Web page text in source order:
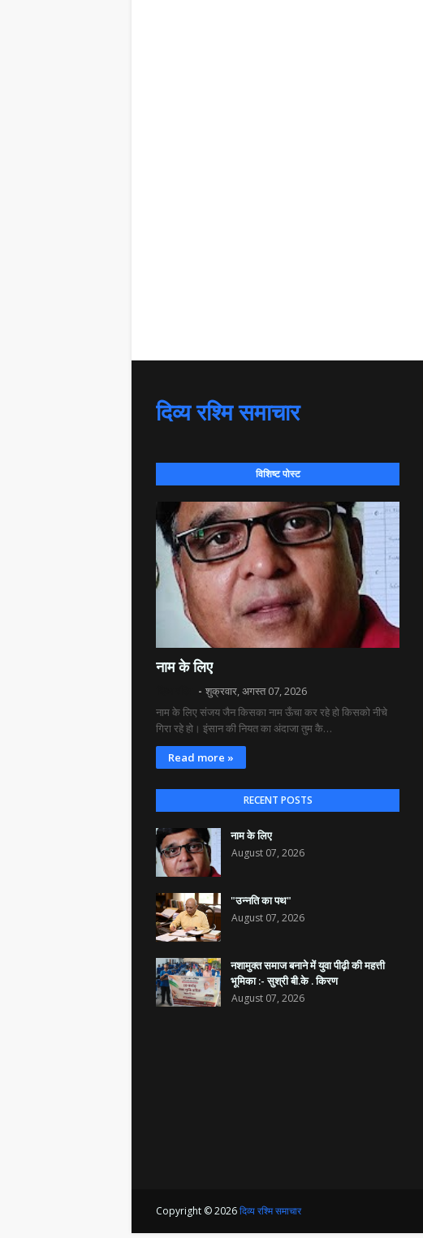
दिव्य रश्मि समाचार
विशिष्ट पोस्ट
नाम के लिए
शुक्रवार, अगस्त 07, 2026
नाम के लिए संजय जैन किसका नाम ऊँचा कर रहे हो किसको नीचे
गिरा रहे हो। इंसान की नियत का अंदाजा तुम कै…
Read more »
RECENT POSTS
नाम के लिए
August 07, 2026
"उन्नति का पथ"
August 07, 2026
नशामुक्त समाज बनाने में युवा पीढ़ी की महत्ती
भूमिका :- सुश्री बी.के . किरण
August 07, 2026
Copyright ©2026दिव्य रश्मि समाचार